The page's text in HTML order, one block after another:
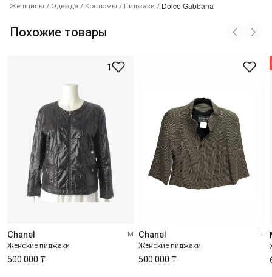
Женщины / Одежда / Костюмы / Пиджаки / Dolce Gabbana
Похожие товары
1
Chanel
Женские пиджаки
M
500 000 ₸
Chanel
Женские пиджаки
L
500 000 ₸